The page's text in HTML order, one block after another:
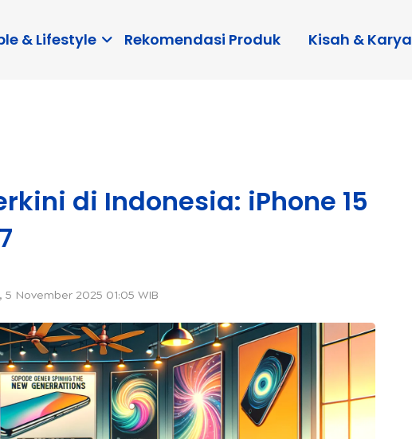
& Lifestyle Rekomendasi Produk Kisah & Karya
di Indonesia: iPhone 15
5 November 2025 01:05 WIB